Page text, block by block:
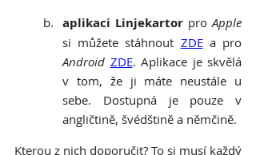
aplikaci Linjekartor pro Apple
si můžete stáhnout ZDE
Android ZDE. Aplikace je skvělá
v tom, že ji máte neustále u
sebe. Dostupná je pouze v
angličtině, švédštině a němčině.
Kterou z nich doporučit? To si musí každý